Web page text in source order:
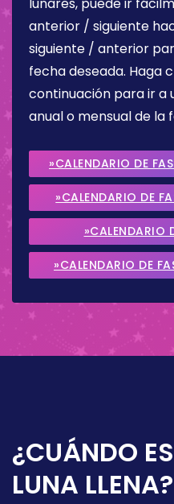
lunares, puede ir
anterior / siguiente
siguiente / anterior
fecha deseada. Haga
continuación para ir a
anual o mensual de la
»CALENDARIO DE
»CALENDARIO DE
»CALENDARIO
»CALENDARIO DE
¿CUÁNDO
LUNA LLENA?